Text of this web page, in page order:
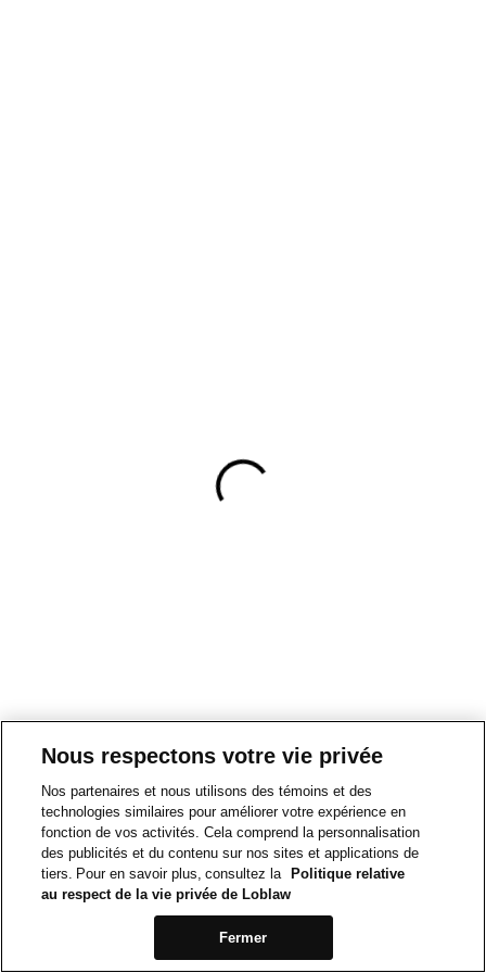
Nous respectons votre vie privée
Nos partenaires et nous utilisons des témoins et des
technologies similaires pour améliorer votre expérience en
fonction de vos activités. Cela comprend la personnalisation
des publicités et du contenu sur nos sites et applications de
tiers. Pour en savoir plus, consultez la
Politique relative
au respect de la vie privée de Loblaw
Fermer